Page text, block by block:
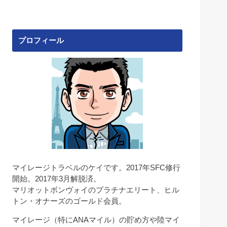
プロフィール
マイレージトラベルのケイです。2017年SFC修行
開始。2017年3月解脱済。
マリオットボンヴォイのプラチナエリート、ヒル
トン・オナーズのゴールド会員。
マイレージ（特にANAマイル）の貯め方や陸マイ